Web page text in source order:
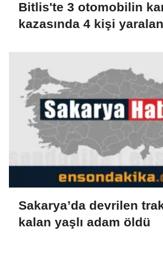
Bitlis'te 3 otomobilin
kazasında 4 kişi
Sakarya’da devrilen
kalan yaşlı adam öldü